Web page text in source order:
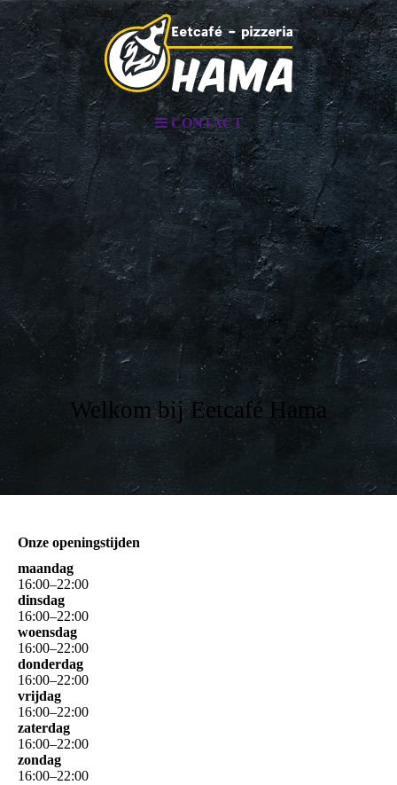
CONTACT
Welkom bij Eetcafé Hama
Onze openingstijden
maandag
16:00–22:00
dinsdag
16:00–22:00
woensdag
16:00–22:00
donderdag
16:00–22:00
vrijdag
16:00–22:00
zaterdag
16:00–22:00
zondag
16:00–22:00